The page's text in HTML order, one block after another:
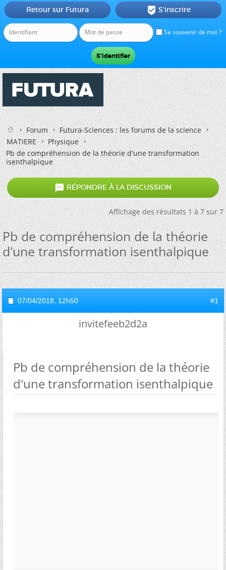
Se souvenir de moi ?
Retour sur Futura  S'inscrire
Forum
Futura-Sciences : les forums de la science
MATIERE
Physique
Pb de compréhension de la théorie d'une transformation
isenthalpique
 RÉPONDRE À LA DISCUSSION
Affichage des résultats 1 à 7 sur 7
Pb de compréhension de la théorie
d'une transformation isenthalpique
07/04/2018, 12h50 #1
invitefeeb2d2a
Pb de compréhension de la théorie
d'une transformation isenthalpique